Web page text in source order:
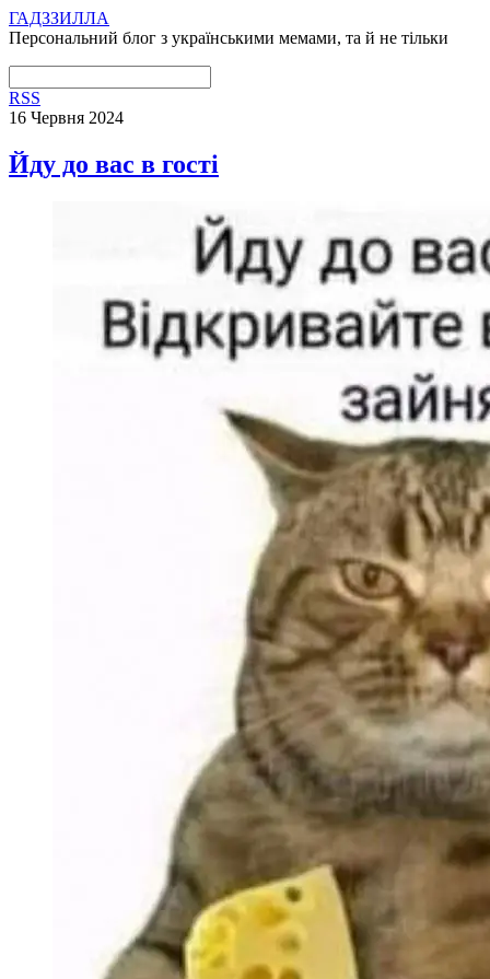
ГАДЗЗИЛЛА
Персональний блог з українськими мемами, та й не тільки
RSS
16 Червня 2024
Йду до вас в гості